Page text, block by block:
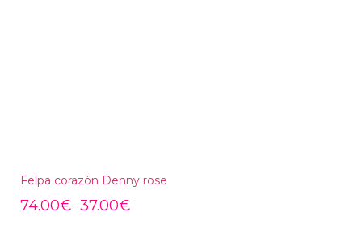
Felpa corazón Denny rose
74.00€ 37.00€